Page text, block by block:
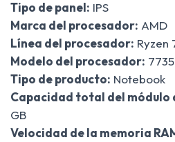
Tipo de panel: IPS
Marca del procesador: AMD
Línea del procesador: Ryzen
Modelo del procesador:
Tipo de producto: Notebook
Capacidad total del módulo
GB
Velocidad de la memoria